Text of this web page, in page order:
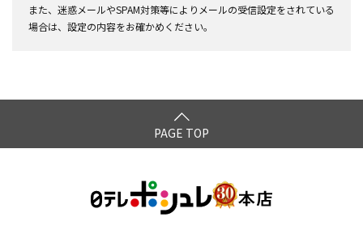
また、迷惑メールやSPAM対策等によりメールの受信設定をされている
場合は、設定の内容をお確かめください。
PAGE TOP